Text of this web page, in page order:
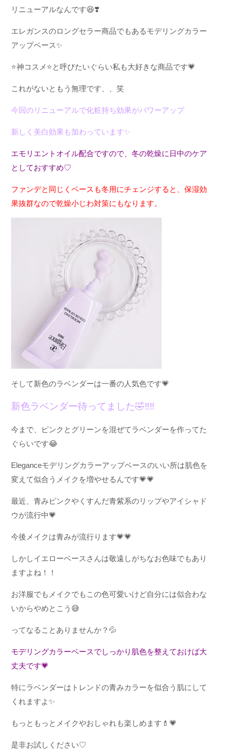
リニューアルなんです😆❣️
エレガンスのロングセラー商品でもあるモデリングカラー
アップベース✨
⭐️神コスメ ⭐️と呼びたいぐらい私も大好きな商品です💗
これがないともう無理です、、笑
今回のリニューアルで化粧持ち効果がパワーアップ
新しく美白効果も加わっています✨
エモリエントオイル配合ですので、冬の乾燥に日中のケア
としておすすめ♡
ファンデと同じくベースも冬用にチェンジすると、保湿効
果抜群なので乾燥小じわ対策にもなります。
そして新色のラベンダーは一番の人気色です💗
新色ラベンダー待ってました🤣‼️‼️
今まで、ピンクとグリーンを混ぜてラベンダーを作ってた
ぐらいです😂
Eleganceモデリングカラーアップベースのいい所は肌色を
変えて似合うメイクを増やせるんです💗💗
最近、青みピンクやくすんだ青紫系のリップやアイシャド
ウが流行中💗
今後メイクは青みが流行ります💗💗
しかしイエローベースさんは敬遠しがちなお色味でもあり
ますよね！！
お洋服でもメイクでも この色可愛いけど自分には似合わな
いからやめとこう 😅
ってなることありませんか？ 💦
モデリングカラーベースでしっかり肌色を整えておけば大
丈夫です💗
特にラベンダーは トレンドの青みカラーを似合う肌にして
くれますよ✨
もっともっとメイクやおしゃれも楽しめます 💄💗
是非お試しください♡